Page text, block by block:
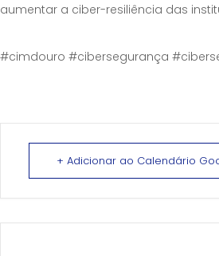
aumentar a ciber-resiliência das
#cimdouro #cibersegurança
+ Adicionar ao Calendário